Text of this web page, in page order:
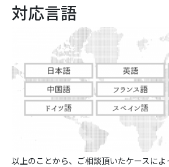
対応言語
以上のことから、ご相談頂いたケースに